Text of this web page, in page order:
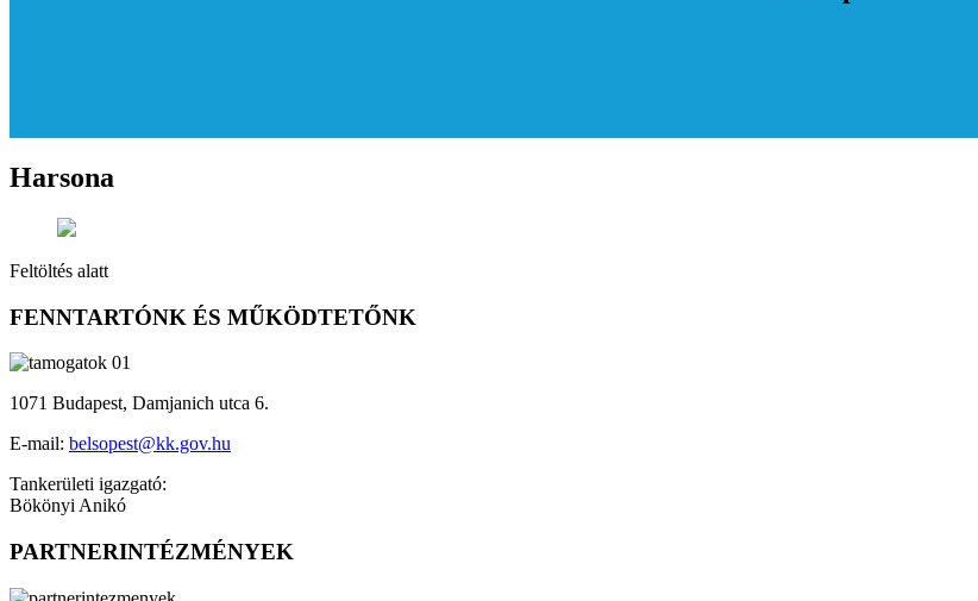
Harsona
Feltöltés alatt
FENNTARTÓNK ÉS MŰKÖDTETŐNK
1071 Budapest, Damjanich utca 6.
E-mail: belsopest@kk.gov.hu
Tankerületi igazgató:
Bökönyi Anikó
PARTNERINTÉZMÉNYEK